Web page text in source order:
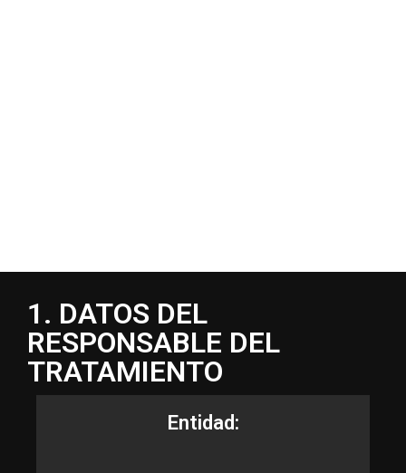
1. DATOS DEL
RESPONSABLE DEL
TRATAMIENTO
Entidad: